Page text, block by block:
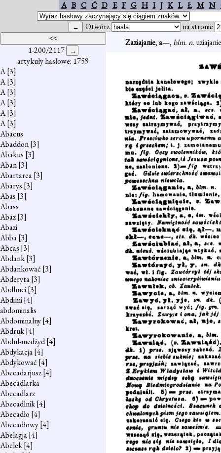
A B C Ć D E F G H I J K L Ł M N
Otwórz na stronie
1-200/2117
artykuły hasłowe: 1759
A[3]
A[3]
A[3]
A[3]
A[3]
A[3]
Abacus
Abaddon[3]
Abakus [3]
Aban[3]
Abartarea[3]
Abarys [3]
Abas [3]
Abass
Abaz[3]
Abazi
Abba[3]
Abcas [3]
Abdank[3]
Abdankować [3]
Abderyta[3]
Abdhuci[3]
Abdimi[4]
abdominalis
Abdominalny[4]
Abdruk[4]
Abdul-medżyd[4]
Abdykacja[4]
Abdykować [4]
Abecadarjusz[4]
Abecadlarka
Abecadlarz
Abecadlnik[4]
Abecadło [4]
Abecadłowy[4]
Abelagja[4]
Abelek[4]
Zaziajanie,a—, blm. n.